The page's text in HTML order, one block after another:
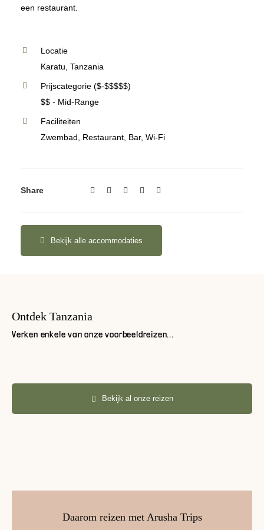
een restaurant.
Locatie
Karatu, Tanzania
Prijscategorie ($-$$$$$)
$$ - Mid-Range
Faciliteiten
Zwembad, Restaurant, Bar, Wi-Fi
Share
Bekijk alle accommodaties
Ontdek Tanzania
Verken enkele van onze voorbeeldreizen...
Bekijk al onze reizen
Daarom reizen met Arusha Trips